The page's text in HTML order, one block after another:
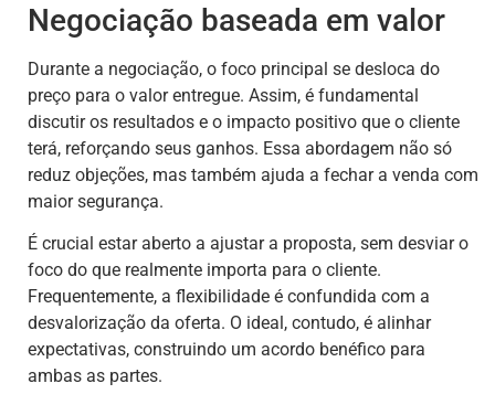
Negociação baseada em valor
Durante a negociação, o foco principal se desloca do
preço para o valor entregue. Assim, é fundamental
discutir os resultados e o impacto positivo que o cliente
terá, reforçando seus ganhos. Essa abordagem não só
reduz objeções, mas também ajuda a fechar a venda com
maior segurança.
É crucial estar aberto a ajustar a proposta, sem desviar o
foco do que realmente importa para o cliente.
Frequentemente, a flexibilidade é confundida com a
desvalorização da oferta. O ideal, contudo, é alinhar
expectativas, construindo um acordo benéfico para
ambas as partes.